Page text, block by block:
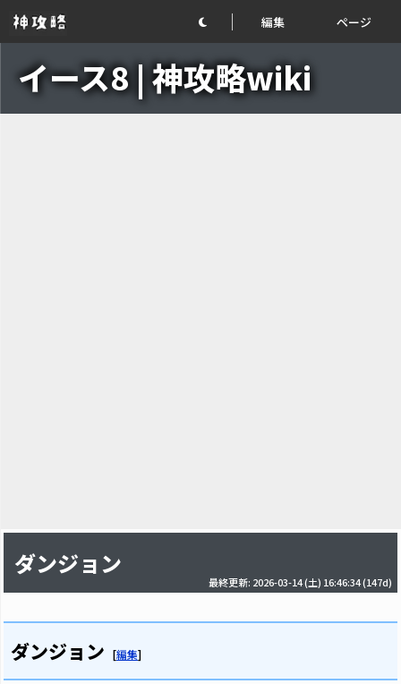
編集 ページ
イース8 | 神攻略wiki
ダンジョン
最終更新: 2026-03-14 (土) 16:46:34(147d)
ダンジョン [編集]